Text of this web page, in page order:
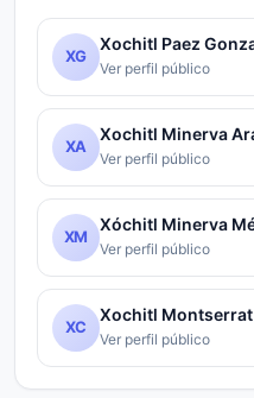
XG
Xochitl Paez
Ver perfil público
XA
Xochitl Minerva
Ver perfil público
XM
Xóchitl Minerva
Ver perfil público
XC
Xochitl Montserrat
Ver perfil público